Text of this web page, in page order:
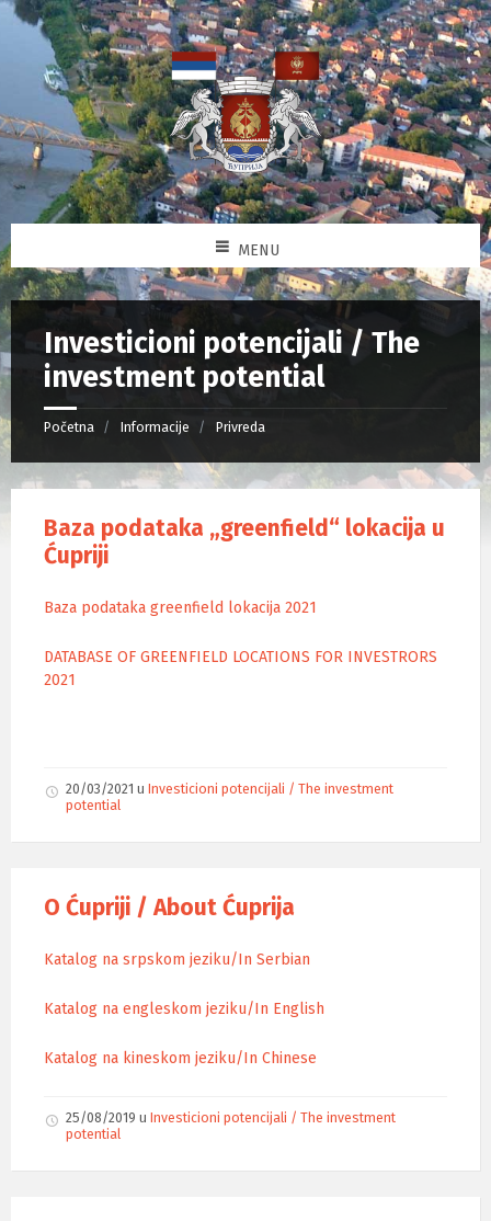
MENU
Investicioni potencijali / The
investment potential
Početna Informacije Privreda
Baza podataka „greenfield“ lokacija u
Ćupriji
Baza podataka greenfield lokacija 2021
DATABASE OF GREENFIELD LOCATIONS FOR INVESTRORS
2021
20/03/2021 u Investicioni potencijali / The investment
potential
O Ćupriji / About Ćuprija
Katalog na srpskom jeziku/In Serbian
Katalog na engleskom jeziku/In English
Katalog na kineskom jeziku/In Chinese
25/08/2019 u Investicioni potencijali / The investment
potential